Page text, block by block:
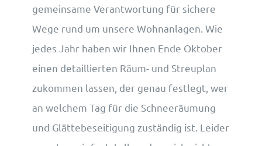
gemeinsame Verantwortung für sichere
Wege rund um unsere Wohnanlagen. Wie
jedes Jahr haben wir Ihnen Ende Oktober
einen detaillierten Räum- und Streuplan
zukommen lassen, der genau festlegt, wer
an welchem Tag für die Schneeräumung
und Glättebeseitigung zuständig ist. Leider